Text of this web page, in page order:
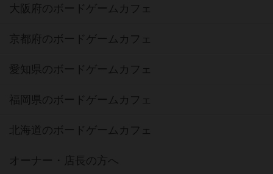
大阪府のボードゲームカフェ
京都府のボードゲームカフェ
愛知県のボードゲームカフェ
福岡県のボードゲームカフェ
北海道のボードゲームカフェ
オーナー・店長の方へ